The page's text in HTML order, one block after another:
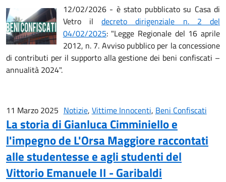
12/02/2026 - è stato pubblicato su Casa di
Vetro ildecreto dirigenziale n. 2 del
04/02/2025: "Legge Regionale del 16 aprile
2012, n. 7. Avviso pubblico per la concessione
di contributi per il supporto alla gestione dei beni confiscati –
annualità 2024".
11 Marzo 2025 Notizie, Vittime Innocenti, Beni Confiscati
La storia di Gianluca Cimminiello e
l'impegno de L'Orsa Maggiore raccontati
alle studentesse e agli studenti del
Vittorio Emanuele II - Garibaldi